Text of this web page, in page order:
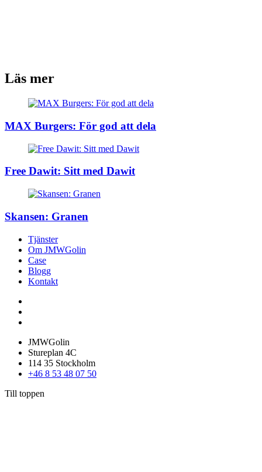
Läs mer
MAX Burgers: För god att dela
Free Dawit: Sitt med Dawit
Skansen: Granen
Tjänster
Om JMWGolin
Case
Blogg
Kontakt
JMWGolin
Stureplan 4C
114 35 Stockholm
+46 8 53 48 07 50
Till toppen